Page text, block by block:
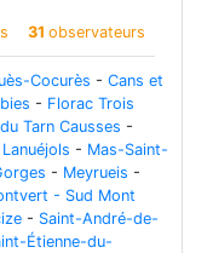
31 observateurs
Cocurès - Cans et
- Florac Trois
Tarn Causses -
Lanuéjols - Mas-Saint-
- Meyrueis -
- Sud Mont
- Saint-André-de-
Étienne-du-